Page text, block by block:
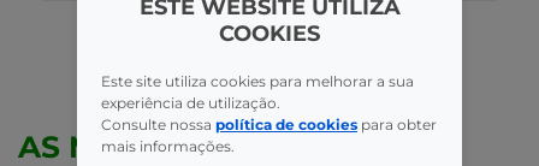
AS MELHORES MARCAS
ESTE WEBSITE UTILIZA
COOKIES
Este site utiliza cookies para melhorar a sua
experiência de utilização.
Consulte nossa política de cookies para obter
mais informações.